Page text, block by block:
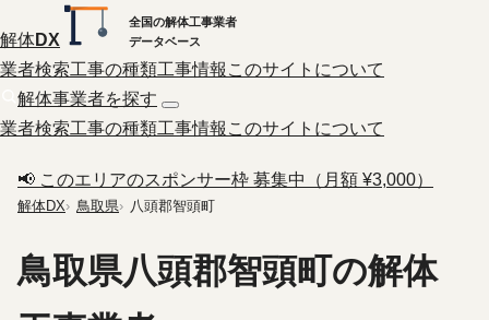
解体DX
全国の解体工事業者
データベース
業者検索工事の種類工事情報 このサイトについて
解体事業者を探す
業者検索工事の種類工事情報 このサイトについて
📢 このエリアのスポンサー枠 募集中（月額 ¥3,000）
解体DX 鳥取県 八頭郡智頭町
鳥取県八頭郡智頭町の解体